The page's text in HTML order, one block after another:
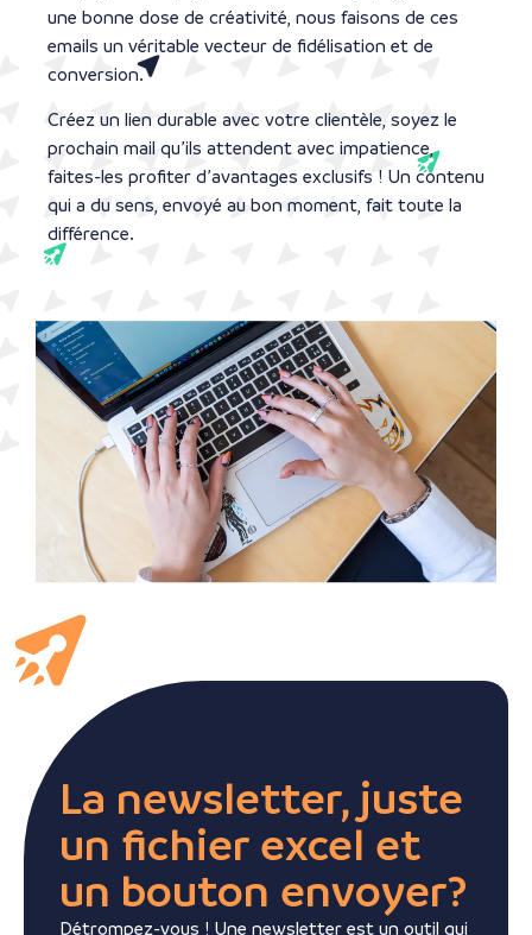
une bonne dose de créativité, nous faisons de ces
emails un véritable vecteur de fidélisation et de
conversion.
Créez un lien durable avec votre clientèle, soyez le
prochain mail qu’ils attendent avec impatience,
faites-les profiter d’avantages exclusifs ! Un contenu
qui a du sens, envoyé au bon moment, fait toute la
différence.
La newsletter, juste
un fichier excel et
un bouton envoyer?
Détrompez-vous ! Une newsletter est un outil qui